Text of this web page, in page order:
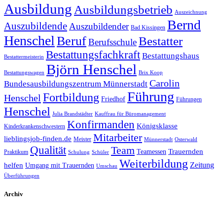
Ausbildung Ausbildungsbetrieb Auszeichnung
Auszubildende Auszubildender Bad Kissingen Bernd
Henschel BerufBerufsschuleBestatter
Bestattermeisterin Bestattungsfachkraft Bestattungshaus
Bestattungswagen Björn Henschel Brix Koop
Bundesausbildungszentrum Münnerstadt Carolin
Henschel Fortbildung Friedhof Führung Führungen
Henschel Julia Brandstädter Kauffrau für Büromanagement
Kinderkrankenschwestern Konfirmanden Königsklasse
lieblingsjob-finden.de Meister Mitarbeiter Münnerstadt Osterwald
Praktikum Qualität Schulung Schüler Team Teamessen Trauernden
helfen Umgang mit Trauernden Umschau Weiterbildung Zeitung
Überführungen
Archiv